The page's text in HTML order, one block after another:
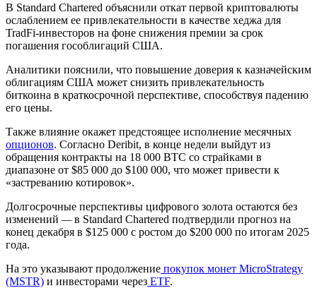
В Standard Chartered объяснили откат первой криптовалюты
ослаблением ее привлекательности в качестве хеджа для
TradFi-инвесторов на фоне снижения премии за срок
погашения гособлигаций США.
Аналитики пояснили, что повышение доверия к казначейским
облигациям США может снизить привлекательность
биткоина в краткосрочной перспективе, способствуя падению
его цены.
Также влияние окажет предстоящее исполнение месячных
опционов. Согласно Deribit, в конце недели выйдут из
обращения контракты на 18 000 BTC со страйками в
диапазоне от $85 000 до $100 000, что может привести к
«застреванию котировок».
Долгосрочные перспективы цифрового золота остаются без
изменений —в Standard Chartered подтвердили прогноз на
конец декабря в $125 000 с ростом до $200 000 по итогам 2025
года.
На это указывают продолжение покупок монет MicroStrategy
(MSTR) и инвесторами через ETF.